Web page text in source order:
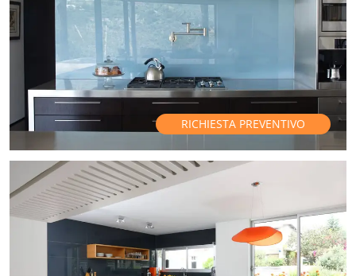
RICHIESTA PREVENTIVO